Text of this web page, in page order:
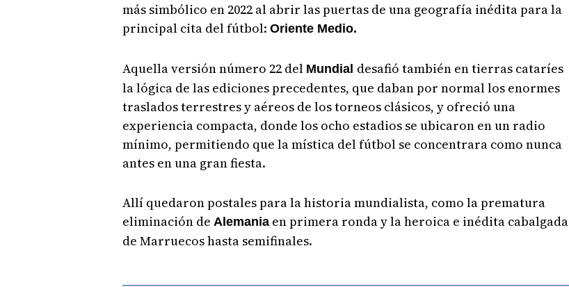
más simbólico en 2022 al abrir las puertas de una geografía inédita para la
principal cita del fútbol: Oriente Medio.
Aquella versión número 22 del Mundial desafió también en tierras cataríes
la lógica de las ediciones precedentes, que daban por normal los enormes
traslados terrestres y aéreos de los torneos clásicos, y ofreció una
experiencia compacta, donde los ocho estadios se ubicaron en un radio
mínimo, permitiendo que la mística del fútbol se concentrara como nunca
antes en una gran fiesta.
Allí quedaron postales para la historia mundialista, como la prematura
eliminación de Alemaniaen primera ronda y la heroica e inédita cabalgada
de Marruecos hasta semifinales.